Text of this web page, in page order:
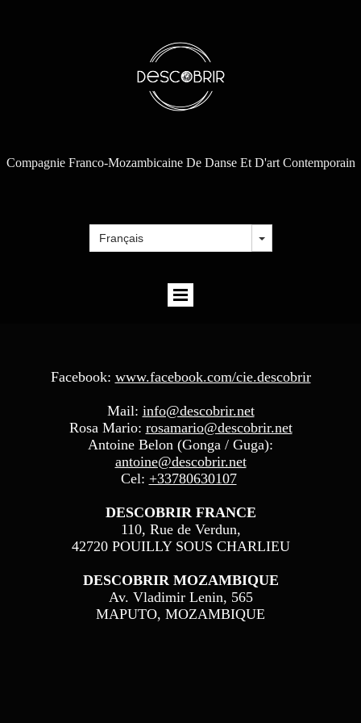
Compagnie Franco-Mozambicaine De Danse Et D'art Contemporain
Facebook: www.facebook.com/cie.descobrir
Mail: info@descobrir.net
Rosa Mario: rosamario@descobrir.net
Antoine Belon (Gonga / Guga):
antoine@descobrir.net
Cel: +33780630107
DESCOBRIR FRANCE
110, Rue de Verdun,
42720 POUILLY SOUS CHARLIEU
DESCOBRIR MOZAMBIQUE
Av. Vladimir Lenin, 565
MAPUTO, MOZAMBIQUE